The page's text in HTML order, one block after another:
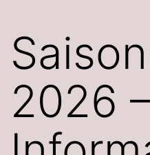
2026